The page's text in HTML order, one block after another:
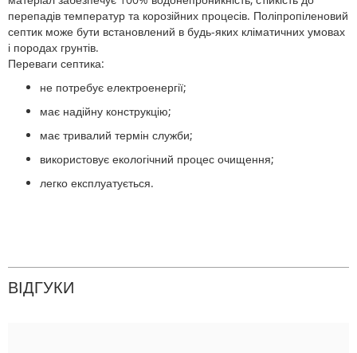
перепадів температур та корозійних процесів. Поліпропіленовий
септик може бути встановлений в будь-яких кліматичних умовах
і породах грунтів.
Переваги септика:
не потребує електроенергії;
має надійну конструкцію;
має тривалий термін служби;
використовує екологічний процес очищення;
легко експлуатується.
ВІДГУКИ